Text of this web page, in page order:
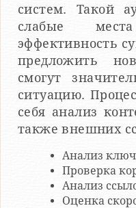
систем. Такой
слабые
эффективность
предложить
смогут
ситуацию.
себя анализ
также внешних
Анализ
Проверка
Анализ
Оценка